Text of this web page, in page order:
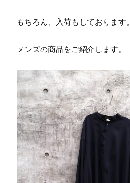
もちろん、入荷もしております。
メンズの商品をご紹介します。